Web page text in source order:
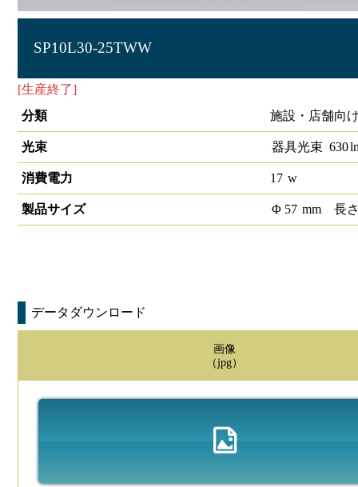
SP10L30-25TWW
[生産終了]
分類
施設・店舗向
光束 器具光束 630
消費電力 17 w
製品サイズ Φ 57 mm 長
データダウンロード
画像
（jpg）